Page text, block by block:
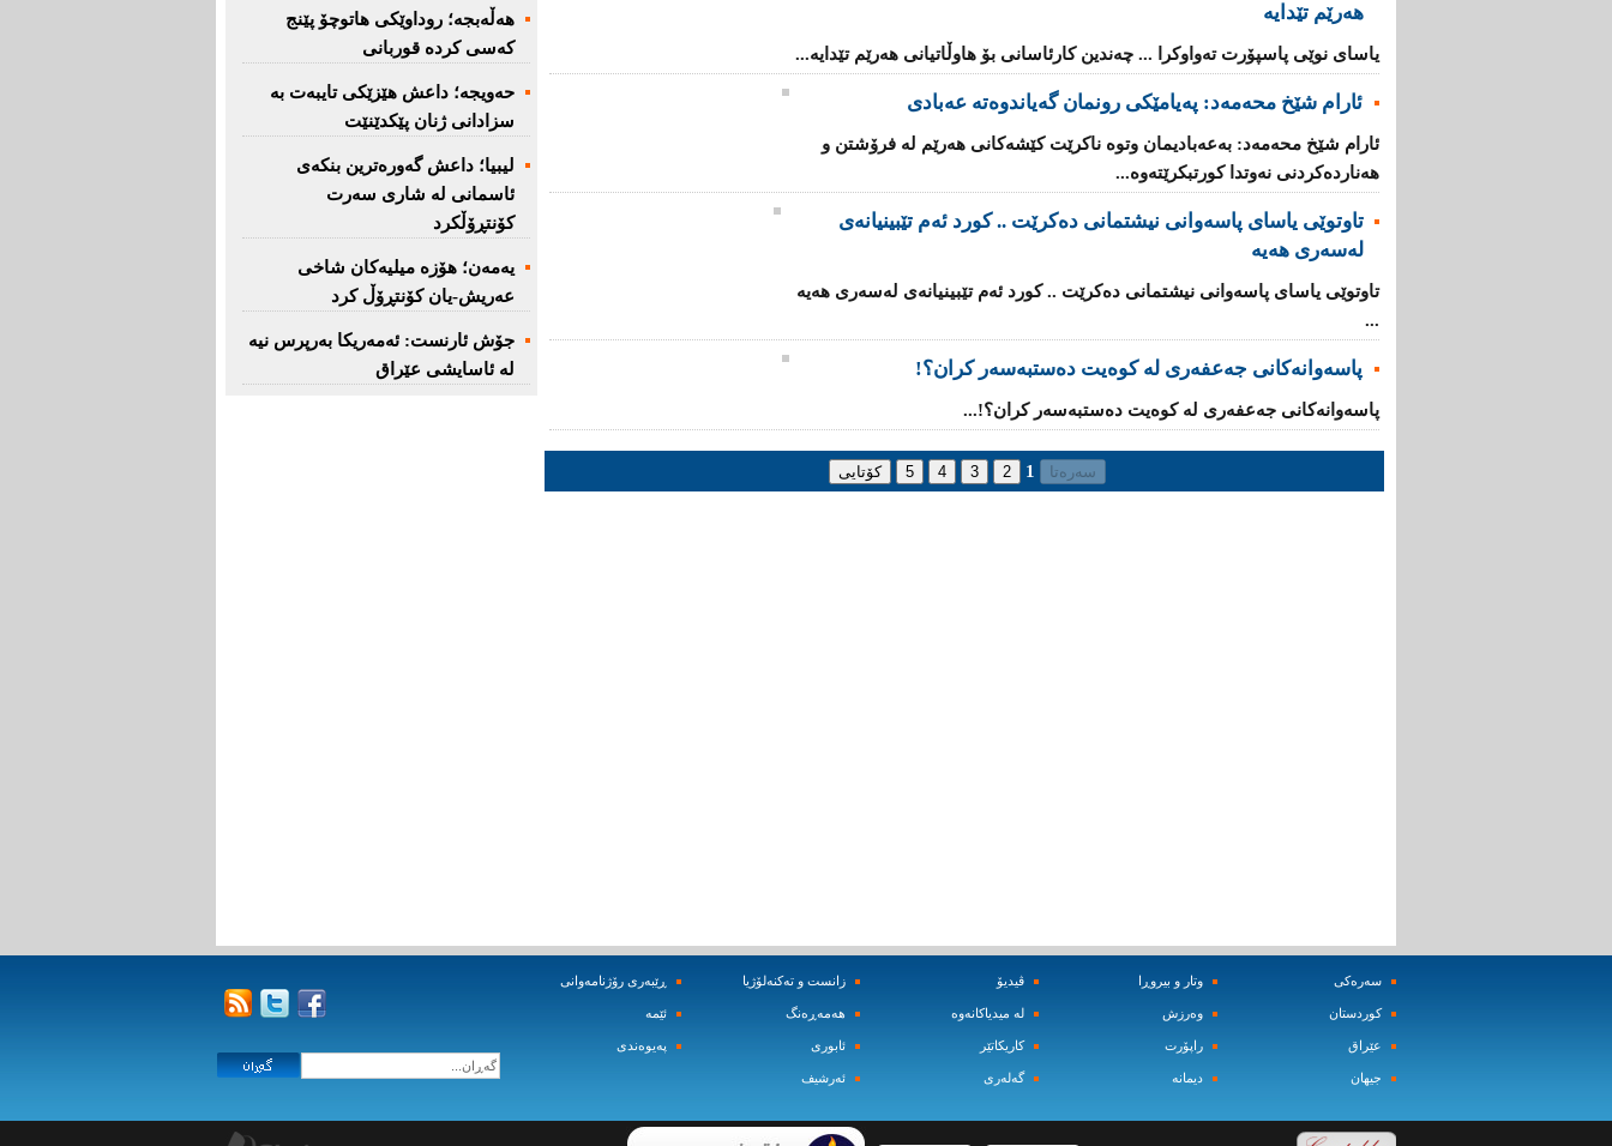
هەرێم تێدایە
یاسای نوێی پاسپۆرت تەواوکرا ... چەندین کارئاسانی بۆ هاوڵاتیانی هەرێم تێدایە...
ئارام شێخ محەمەد: پەیامێکی رونمان گەیاندوەتە عەبادی
ئارام شێخ محەمەد: بەعەبادیمان وتوە ناکرێت كێشه‌كانی‌ هه‌رێم له فرۆشتن و
هه‌نارده‌كردنی‌ نه‌وتدا كورتبکرێته‌وه...
تاوتوێى یاسای پاسەوانی نیشتمانی دەکرێت .. کورد ئەم تێبینیانەى
لەسەرى هەیە
تاوتوێى یاسای پاسەوانی نیشتمانی دەکرێت .. کورد ئەم تێبینیانەى لەسەرى هەیە
...
پاسەوانەکانی جەعفەری لە کوەیت دەستبەسەر کران؟!
پاسەوانەکانی جەعفەری لە کوەیت دەستبەسەر کران؟!...
1
هەڵەبجە؛ روداوێکی هاتوچۆ پێنج
کەسی کردە قوربانی
حەویجە؛ داعش هێزێكی تایبەت بە
سزادانی ژنان پێكدێنێت
لیبیا؛ داعش گەورەترین بنكەی
ئاسمانی لە شاری سەرت
کۆنتڕۆڵکرد
یەمەن؛ هۆزە میلیەكان شاخی
عەریش-یان كۆنتڕۆڵ كرد
جۆش ئارنست: ئەمەریكا بەرپرس نیە
لە ئاسایشی عێراق
سه‌ره‌کی
کوردستان
عێراق
جیهان
وتار و بیروڕا
وه‌رزش‌
راپۆرت
دیمانه‌
ڤیدیۆ
له‌ میدیاکانه‌وه‌
کاریکاتێر
گه‌له‌ری
زانست و ته‌کنه‌لۆژیا
هه‌مه‌ڕه‌نگ
ئابوری
ئه‌رشیف
ڕێبه‌ری رۆژنامه‌وانی
ئێمه‌
په‌یوه‌ندی